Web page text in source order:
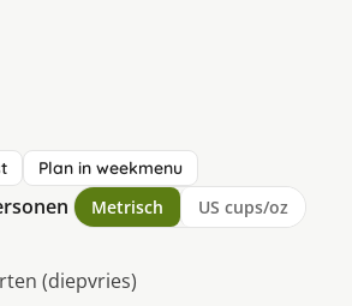
Plan in weekmenu
Metrisch US cups/oz
(diepvries)